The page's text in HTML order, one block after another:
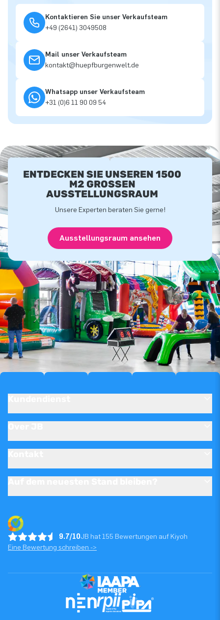
Kontaktieren Sie unser Verkaufsteam
+49 (2641) 3049508
Mail unser Verkaufsteam
kontakt@huepfburgenwelt.de
Whatsapp unser Verkaufsteam
+31 (0)6 11 90 09 54
ENTDECKEN SIE UNSEREN 1500
M2 GROSSEN A
USSTELLUNGSRAUM
Unsere Experten beraten Sie gerne!
Ausstellungsraum ansehen
9.7/10JB hat 155 Bewertungen auf Kiyoh
Eine Bewertung schreiben ->